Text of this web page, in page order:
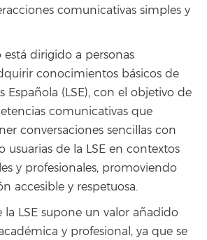
comunicativas simples y
está dirigido a personas
conocimientos básicos de
Española (LSE), con el objetivo de
comunicativas que
conversaciones sencillas con
usuarias de la LSE en contextos
y profesionales, promoviendo
accesible y respetuosa.
la LSE supone un valor añadido
y profesional, ya que se